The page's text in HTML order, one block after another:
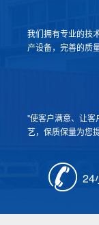
我们拥有专业的技
产设备，完善的质
"使客户满意、让客
艺，保质保量为您
24